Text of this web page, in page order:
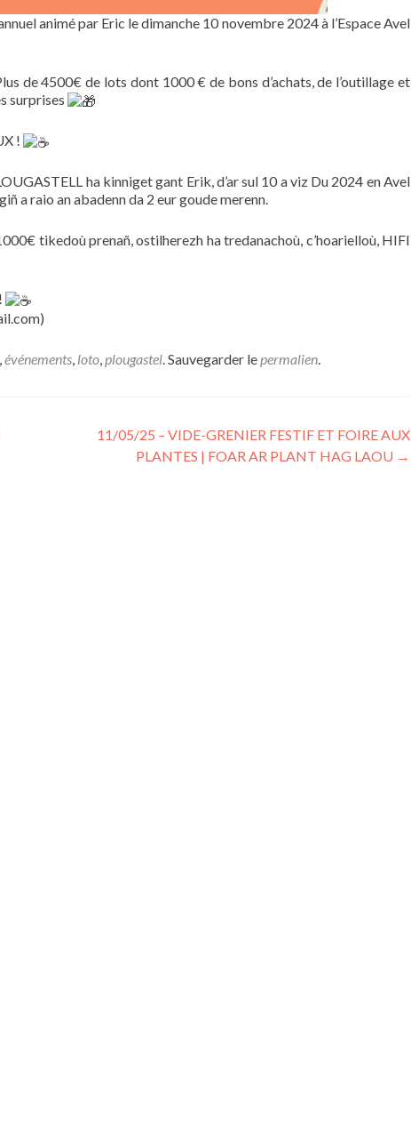
animé par Eric le dimanche 10 novembre 2024 à l’Espace Avel
de 4500€ de lots dont 1000 € de bons d’achats, de l’outillage et
surprises
!
ha kinniget gant Erik, d’ar sul 10 a viz Du 2024 en Avel
a raio an abadenn da 2 eur goude merenn.
tikedoù prenañ, ostilherezh ha tredanachoù, c’hoarielloù, HIFI
,événements, loto,plougastel. Sauvegarder lepermalien.
11/05/25 – VIDE-GRENIER FESTIF ET FOIRE AUX
PLANTES | FOAR AR PLANT HAG LAOU →